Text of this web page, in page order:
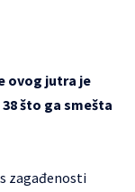
ovog jutra je
što ga smešta
zagađenosti